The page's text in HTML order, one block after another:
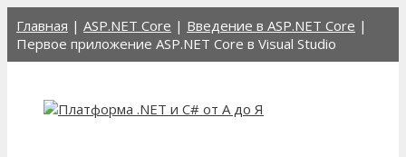
содержимому
Главная | ASP.NET Core | Введение в ASP.NET Core |
Первое приложение ASP.NET Core в Visual Studio